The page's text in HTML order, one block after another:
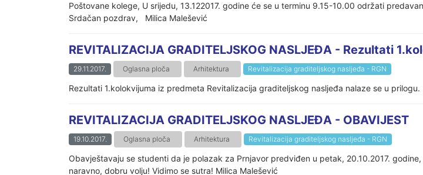
Poštovane kolege, U srijedu, 13.122017. godine će se u terminu 9.15-10.00 održati
Srdačan pozdrav, Milica Malešević
REVITALIZACIJA GRADITELJSKOG NASLJEĐA - Rezultati
29.11.2017. Oglasna ploča Arhitektura Revitalizacija graditeljskog nasljeđa - RGN
Rezultati 1.kolokvijuma iz predmeta Revitalizacija graditeljskog nasljeđa nalaze se u prilogu.
REVITALIZACIJA GRADITELJSKOG NASLJEĐA - OBAVIJEST
19.10.2017. Oglasna ploča Arhitektura Revitalizacija graditeljskog nasljeđa - RGN
Obavještavaju se studenti da je polazak za Prnjavor predviđen u petak, 20.10.2017.
naravno, dobru volju! Vidimo se sutra! Milica Malešević